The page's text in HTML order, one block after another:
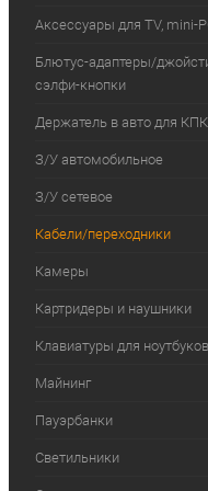
Аксессуары для TV, mini-
Блютус-адаптеры/
сэлфи-кнопки
Держатель в авто для КПК
З/У автомобильное
З/У сетевое
Кабели/переходники
Камеры
Картридеры и наушники
Клавиатуры для ноутбуков
Майнинг
Пауэрбанки
Светильники